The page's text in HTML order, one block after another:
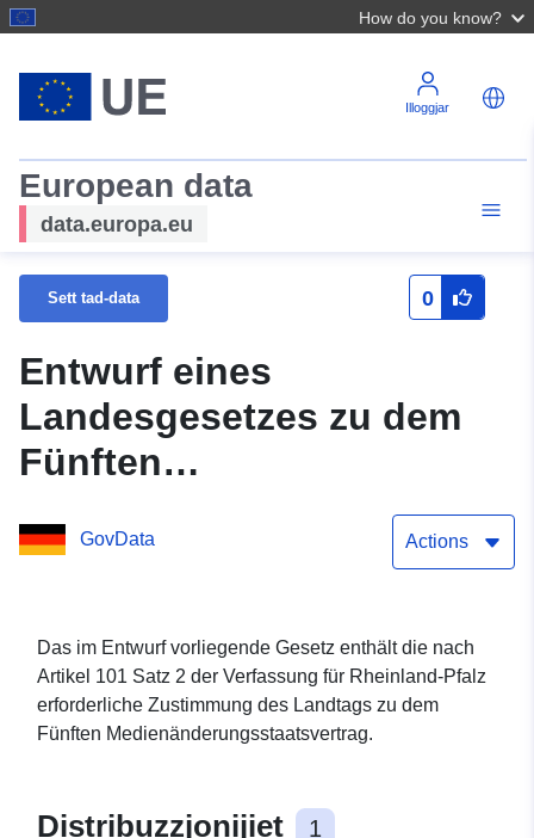
How do you know?
Illoggjar
European data
data.europa.eu
Sett tad-data 0
Entwurf eines
Landesgesetzes zu dem
Fünften
GovData Actions
Das im Entwurf vorliegende Gesetz enthält die nach
Artikel 101 Satz 2 der Verfassung für Rheinland-Pfalz
erforderliche Zustimmung des Landtags zu dem
Fünften Medienänderungsstaatsvertrag.
Distribuzzjonijiet 1